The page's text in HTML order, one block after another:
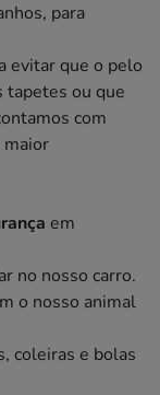
para
evitar que o pelo
tapetes ou que
com
maior
em
no nosso carro.
o nosso animal
coleiras e bolas